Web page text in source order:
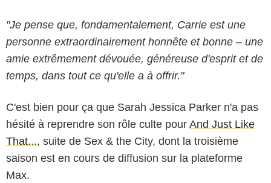
"Je pense que, fondamentalement, Carrie est une
personne extraordinairement honnête et bonne – une
amie extrêmement dévouée, généreuse d'esprit et de
temps, dans tout ce qu'elle a à offrir."
C'est bien pour ça que Sarah Jessica Parker n'a pas
hésité à reprendre son rôle culte pour And Just Like
That..., suite de Sex & the City, dont la troisième
saison est en cours de diffusion sur la plateforme
Max.